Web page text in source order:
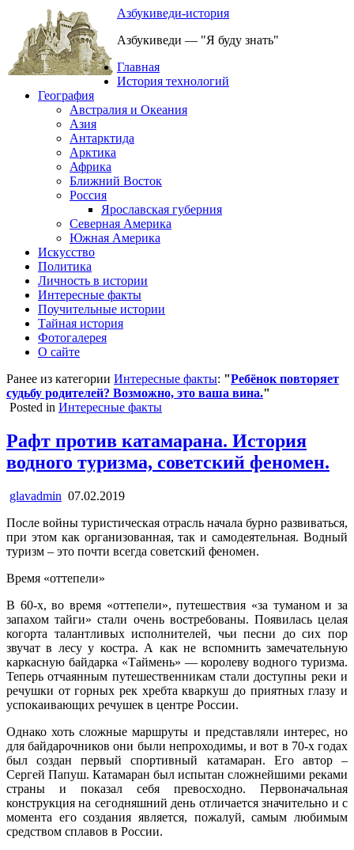
Азбукиведи-история
Азбукиведи — "Я буду знать"
Главная
История технологий
География
Австралия и Океания
Азия
Антарктида
Арктика
Африка
Ближний Восток
Россия
Ярославская губерния
Северная Америка
Южная Америка
Искусство
Политика
Личность в истории
Интересные факты
Поучительные истории
Тайная история
Фотогалерея
О сайте
Ранее из категории Интересные факты: "Ребёнок повторяет
судьбу родителей? Возможно, это ваша вина."
Posted in Интересные факты
Рафт против катамарана. История
водного туризма, советский феномен.
glavadmin 07.02.2019
После войны туристическая отрасль начала бурно развиваться,
при этом как организованная, так и самодеятельная. Водный
туризм – это почти всегда советский феномен.
Время «оттепели»
В 60-х, во время «оттепели», путешествия «за туманом и за
запахом тайги» стали очень востребованы. Появилась целая
когорта талантливых исполнителей, чьи песни до сих пор
звучат в лесу у костра. А как не вспомнить замечательную
каркасную байдарка «Таймень» — королеву водного туризма.
Теперь отчаянным путешественникам стали доступны реки и
речушки от горных рек хребта кваркуш до приятных глазу и
успокаивающих речушек в центре России.
Однако хоть сложные маршруты и представляли интерес, но
для байдарочников они были непроходимы, и вот в 70-х годах
был создан первый спортивный катамаран. Его автор –
Сергей Папуш. Катамаран был испытан сложнейшими реками
страны и показал себя превосходно. Первоначальная
конструкция на сегодняшний день отличается значительно и с
момента его создания является, пожалуй, самым любимым
средством сплавов в России.